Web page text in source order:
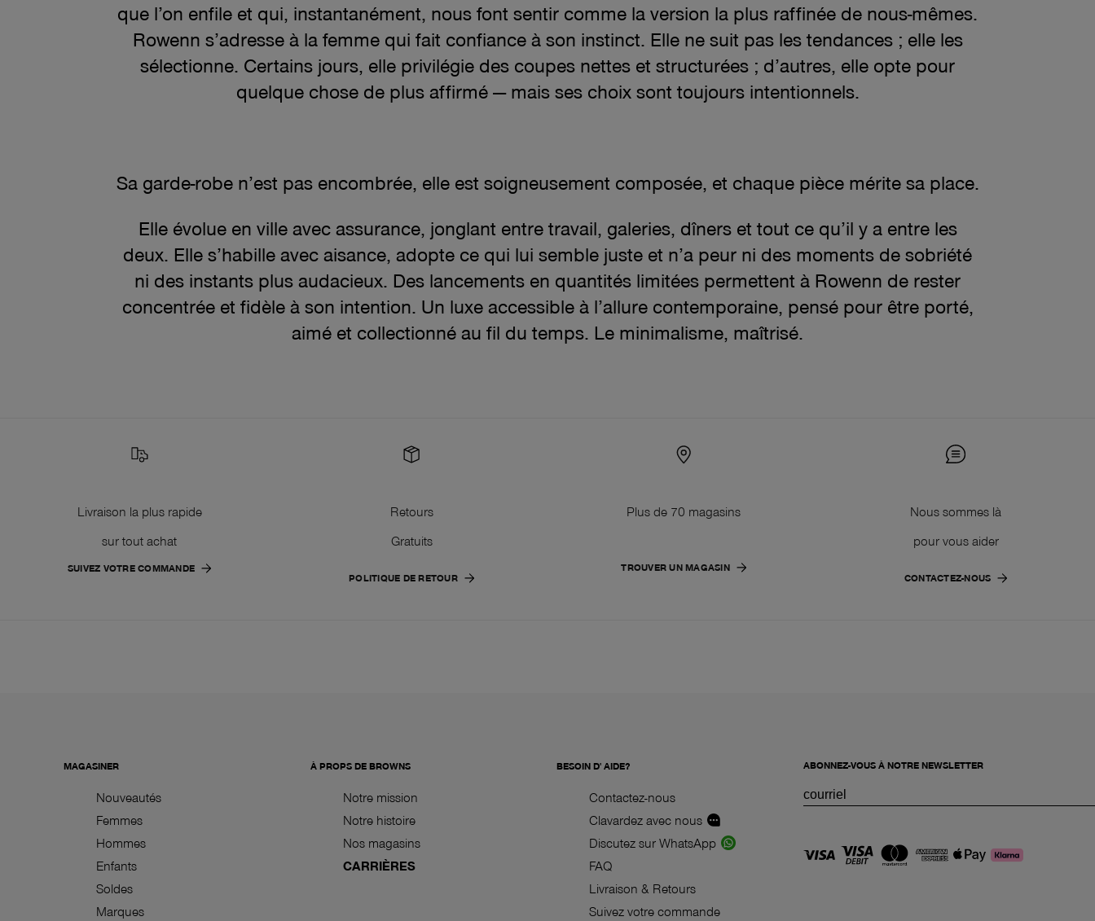
que l’on enfile et qui, instantanément, nous font sentir comme la version la plus raffinée de nous-mêmes.
Rowenn s’adresse à la femme qui fait confiance à son instinct. Elle ne suit pas les tendances ; elle les
sélectionne. Certains jours, elle privilégie des coupes nettes et structurées ; d’autres, elle opte pour
quelque chose de plus affirmé — mais ses choix sont toujours intentionnels.
Sa garde-robe n’est pas encombrée, elle est soigneusement composée, et chaque pièce mérite sa place.
Elle évolue en ville avec assurance, jonglant entre travail, galeries, dîners et tout ce qu’il y a entre les
deux. Elle s’habille avec aisance, adopte ce qui lui semble juste et n’a peur ni des moments de sobriété
ni des instants plus audacieux. Des lancements en quantités limitées permettent à Rowenn de rester
concentrée et fidèle à son intention. Un luxe accessible à l’allure contemporaine, pensé pour être porté,
aimé et collectionné au fil du temps. Le minimalisme, maîtrisé.
Livraison la plus rapide
sur tout achat
SUIVEZ VOTRE COMMANDE
Retours
Gratuits
POLITIQUE DE RETOUR
Plus de 70 magasins
TROUVER UN MAGASIN
Nous sommes là
pour vous aider
CONTACTEZ-NOUS
MAGASINER
Nouveautés
Femmes
Hommes
Enfants
Soldes
Marques
À PROPS DE BROWNS
Notre mission
Notre histoire
Nos magasins
CARRIÈRES
BESOIN D' AIDE?
Contactez-nous
Clavardez avec nous
Discutez sur WhatsApp
FAQ
Livraison & Retours
Suivez votre commande
ABONNEZ-VOUS À NOTRE NEWSLETTER